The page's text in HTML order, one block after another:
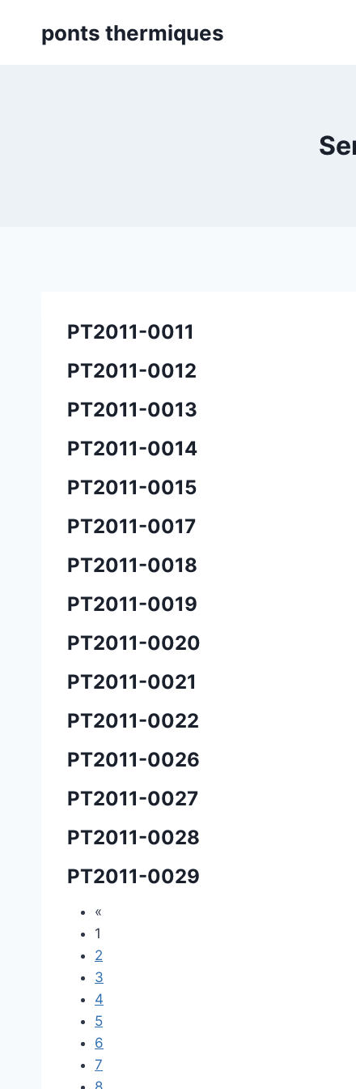
ponts thermiques
PT2011-0011
PT2011-0012
PT2011-0013
PT2011-0014
PT2011-0015
PT2011-0017
PT2011-0018
PT2011-0019
PT2011-0020
PT2011-0021
PT2011-0022
PT2011-0026
PT2011-0027
PT2011-0028
PT2011-0029
«
1
2
3
4
5
6
7